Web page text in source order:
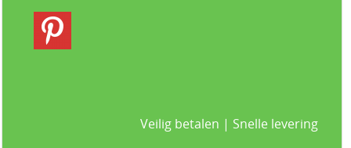
Veilig betalen | Snelle levering